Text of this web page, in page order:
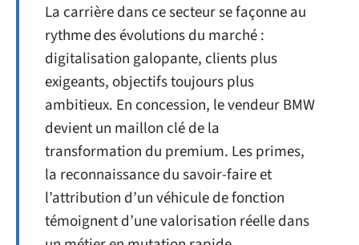
La carrière dans ce secteur se façonne au
rythme des évolutions du marché :
digitalisation galopante, clients plus
exigeants, objectifs toujours plus
ambitieux. En concession, le vendeur BMW
devient un maillon clé de la
transformation du premium. Les primes,
la reconnaissance du savoir-faire et
l’attribution d’un véhicule de fonction
témoignent d’une valorisation réelle dans